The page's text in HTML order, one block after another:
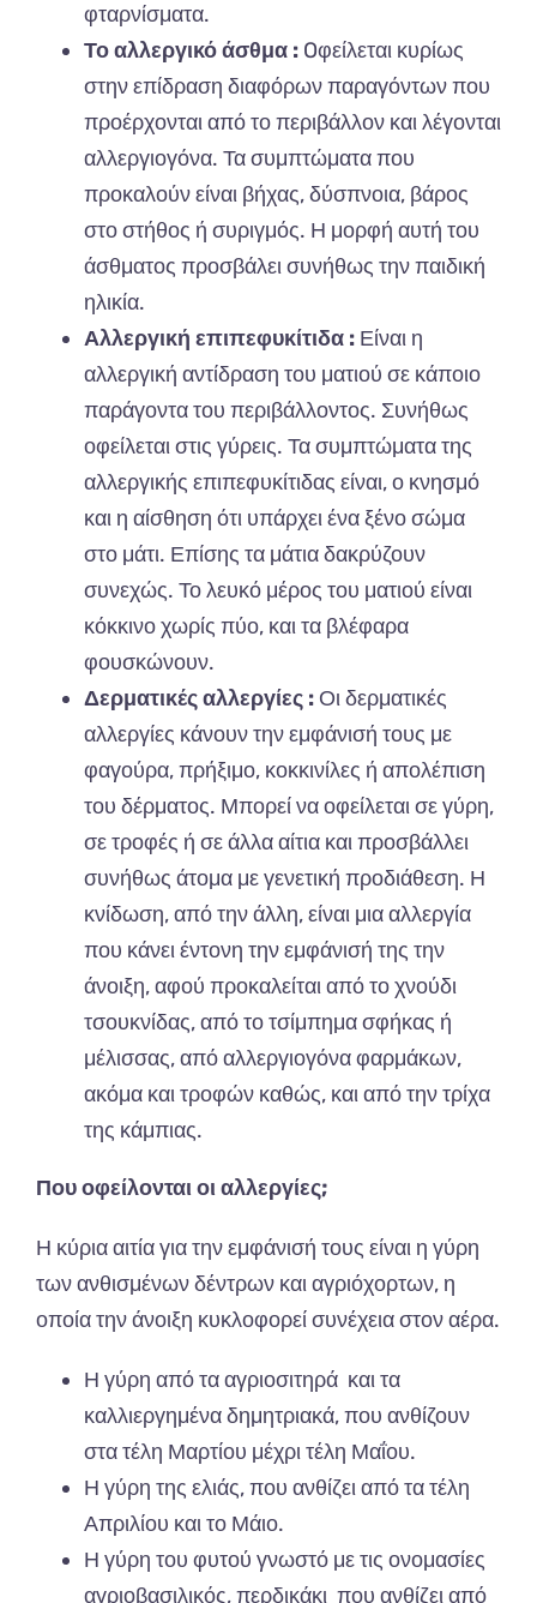
φταρνίσματα.
Το αλλεργικό άσθμα : Oφείλεται κυρίως
στην επίδραση διαφόρων παραγόντων που
προέρχονται από το περιβάλλον και λέγονται
αλλεργιογόνα. Τα συμπτώματα που
προκαλούν είναι βήχας, δύσπνοια, βάρος
στο στήθος ή συριγμός. Η μορφή αυτή του
άσθματος προσβάλει συνήθως την παιδική
ηλικία.
Αλλεργική επιπεφυκίτιδα : Είναι η
αλλεργική αντίδραση του ματιού σε κάποιο
παράγοντα του περιβάλλοντος. Συνήθως
οφείλεται στις γύρεις. Τα συμπτώματα της
αλλεργικής επιπεφυκίτιδας είναι, ο κνησμό
και η αίσθηση ότι υπάρχει ένα ξένο σώμα
στο μάτι. Επίσης τα μάτια δακρύζουν
συνεχώς. Το λευκό μέρος του ματιού είναι
κόκκινο χωρίς πύο, και τα βλέφαρα
φουσκώνουν.
Δερματικές αλλεργίες : Οι δερματικές
αλλεργίες κάνουν την εμφάνισή τους με
φαγούρα, πρήξιμο, κοκκινίλες ή απολέπιση
του δέρματος. Μπορεί να οφείλεται σε γύρη,
σε τροφές ή σε άλλα αίτια και προσβάλλει
συνήθως άτομα με γενετική προδιάθεση. Η
κνίδωση, από την άλλη, είναι μια αλλεργία
που κάνει έντονη την εμφάνισή της την
άνοιξη, αφού προκαλείται από το χνούδι
τσουκνίδας, από το τσίμπημα σφήκας ή
μέλισσας, από αλλεργιογόνα φαρμάκων,
ακόμα και τροφών καθώς, και από την τρίχα
της κάμπιας.
Που οφείλονται οι αλλεργίες;
Η κύρια αιτία για την εμφάνισή τους είναι η γύρη
των ανθισμένων δέντρων και αγριόχορτων, η
οποία την άνοιξη κυκλοφορεί συνέχεια στον αέρα.
Η γύρη από τα αγριοσιτηρά και τα
καλλιεργημένα δημητριακά, που ανθίζουν
στα τέλη Μαρτίου μέχρι τέλη Μαΐου.
Η γύρη της ελιάς, που ανθίζει από τα τέλη
Απριλίου και το Μάιο.
Η γύρη του φυτού γνωστό με τις ονομασίες
αγριοβασιλικός, περδικάκι που ανθίζει από